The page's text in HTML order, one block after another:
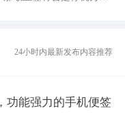
24小时内最新发布内容推荐
功能强力的手机便签